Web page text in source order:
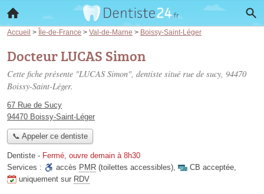
Accueil > Île-de-France > Val-de-Marne > Boissy-Saint-Léger
Docteur LUCAS Simon
Cette fiche présente "LUCAS Simon", dentiste situé rue de sucy, 94470
Boissy-Saint-Léger.
67 Rue de Sucy
94470 Boissy-Saint-Léger
📞 Appeler ce dentiste
Dentiste - Fermé, ouvre demain à 8h30
Services :
accès PMR (toilettes accessibles), CB acceptée,
uniquement sur RDV